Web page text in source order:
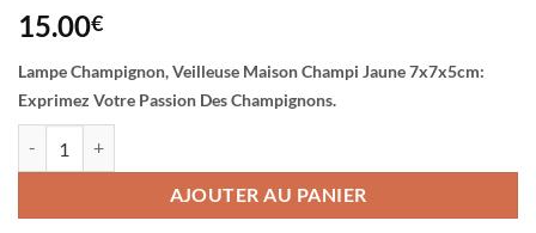
15.00€
Lampe Champignon, Veilleuse Maison Champi Jaune 7x7x5cm:
Exprimez Votre Passion Des Champignons.
AJOUTER AU PANIER